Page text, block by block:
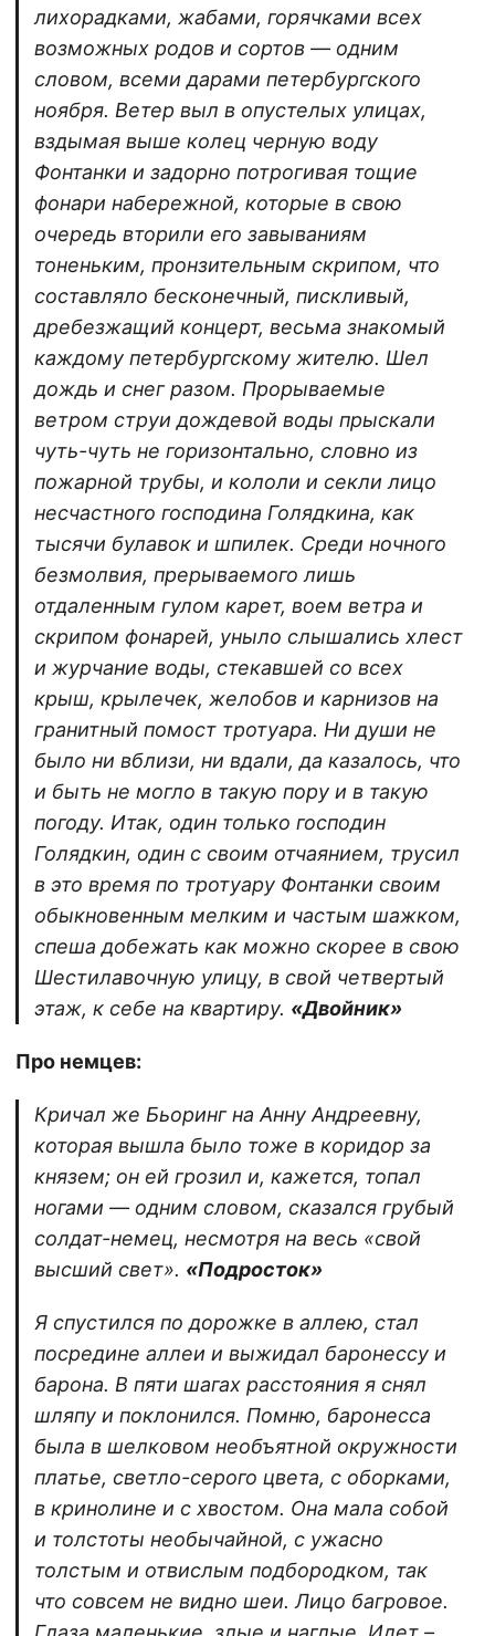
лихорадками, жабами, горячками всех
возможных родов и сортов — одним
словом, всеми дарами петербургского
ноября. Ветер выл в опустелых улицах,
вздымая выше колец черную воду
Фонтанки и задорно потрогивая тощие
фонари набережной, которые в свою
очередь вторили его завываниям
тоненьким, пронзительным скрипом, что
составляло бесконечный, пискливый,
дребезжащий концерт, весьма знакомый
каждому петербургскому жителю. Шел
дождь и снег разом. Прорываемые
ветром струи дождевой воды прыскали
чуть-чуть не горизонтально, словно из
пожарной трубы, и кололи и секли лицо
несчастного господина Голядкина, как
тысячи булавок и шпилек. Среди ночного
безмолвия, прерываемого лишь
отдаленным гулом карет, воем ветра и
скрипом фонарей, уныло слышались хлест
и журчание воды, стекавшей со всех
крыш, крылечек, желобов и карнизов на
гранитный помост тротуара. Ни души не
было ни вблизи, ни вдали, да казалось, что
и быть не могло в такую пору и в такую
погоду. Итак, один только господин
Голядкин, один с своим отчаянием, трусил
в это время по тротуару Фонтанки своим
обыкновенным мелким и частым шажком,
спеша добежать как можно скорее в свою
Шестилавочную улицу, в свой четвертый
этаж, к себе на квартиру. «Двойник»
Про немцев:
Кричал же Бьоринг на Анну Андреевну,
которая вышла было тоже в коридор за
князем; он ей грозил и, кажется, топал
ногами — одним словом, сказался грубый
солдат-немец, несмотря на весь «свой
высший свет». «Подросток»
Я спустился по дорожке в аллею, стал
посредине аллеи и выжидал баронессу и
барона. В пяти шагах расстояния я снял
шляпу и поклонился. Помню, баронесса
была в шелковом необъятной окружности
платье, светло-серого цвета, с оборками,
в кринолине и с хвостом. Она мала собой
и толстоты необычайной, с ужасно
толстым и отвислым подбородком, так
что совсем не видно шеи. Лицо багровое.